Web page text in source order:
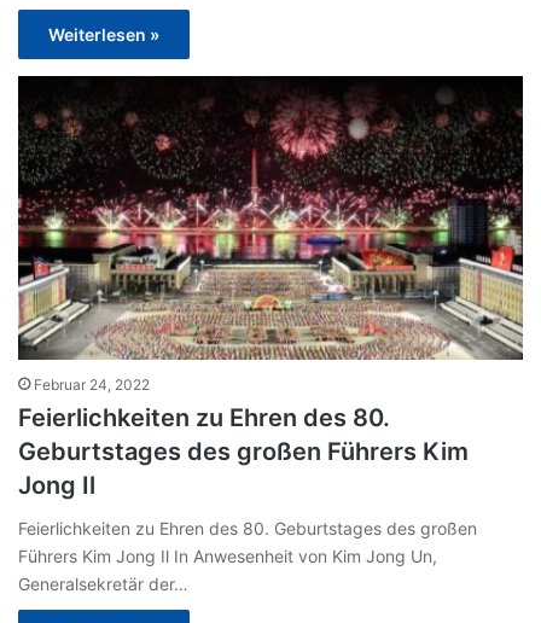
Weiterlesen »
Februar 24, 2022
Feierlichkeiten zu Ehren des 80.
Geburtstages des großen Führers Kim
Jong Il
Feierlichkeiten zu Ehren des 80. Geburtstages des großen
Führers Kim Jong Il In Anwesenheit von Kim Jong Un,
Generalsekretär der…